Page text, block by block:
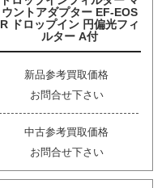
ウントアダプター EF-EOS
R ドロップイン 円偏光フィ
ルター A付
新品参考買取価格
お問合せ下さい
中古参考買取価格
お問合せ下さい